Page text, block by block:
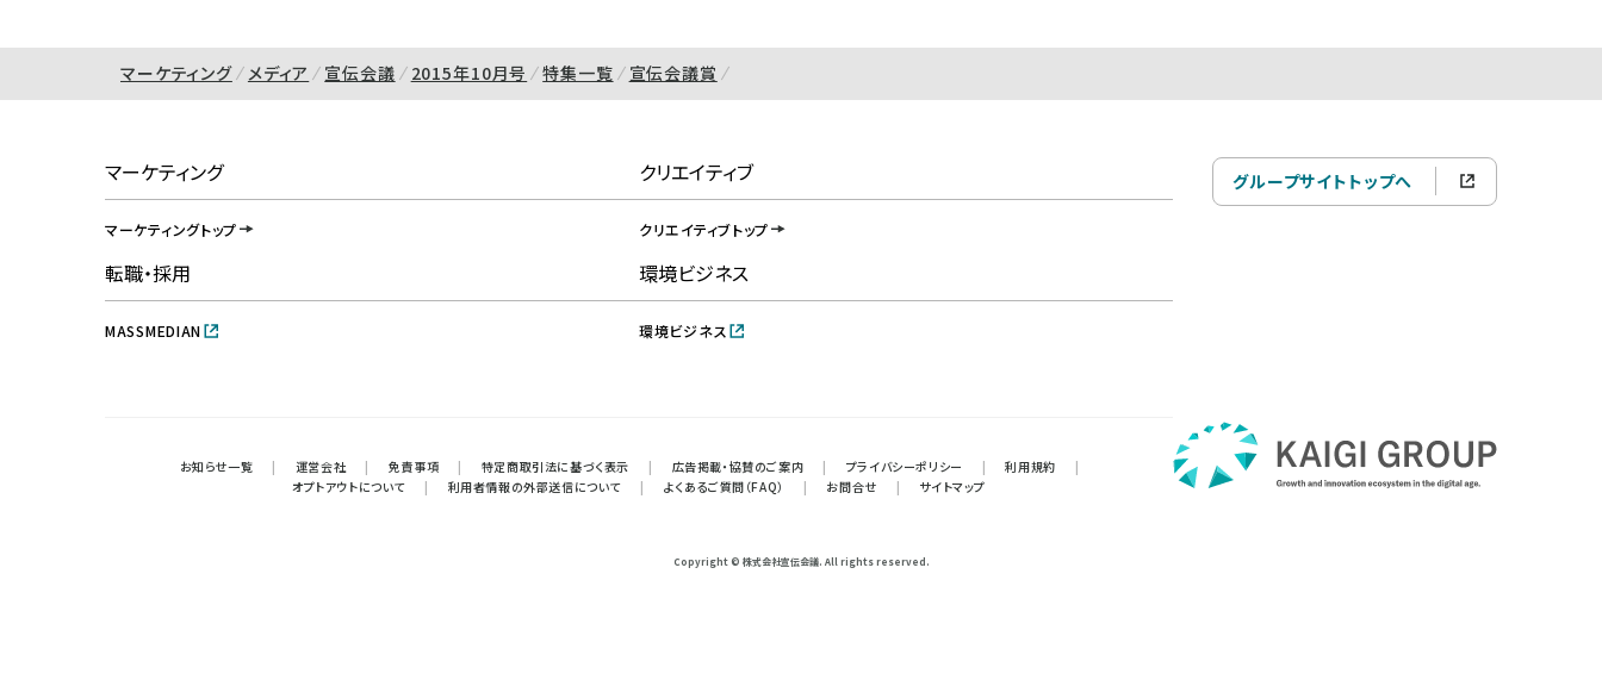
マーケティング メディア 宣伝会議 2015年10月号 特集一覧 宣伝会議賞
マーケティング
マーケティングトップ
クリエイティブ
クリエイティブトップ
転職・採用
MASSMEDIAN
環境ビジネス
環境ビジネス
お知らせ一覧 | 運営会社 | 免責事項 | 特定商取引法に基づく表示 | 広告掲載・協賛のご案内 | プライバシーポリシー | 利用規約
|
オプトアウトについて
| 利用者情報の外部送信について | よくあるご質問（FAQ） | お問合せ | サイトマップ
グループサイトトップへ
Copyright © 株式会社宣伝会議. All rights reserved.